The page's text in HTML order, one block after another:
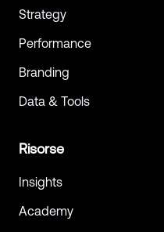
Strategy
Performance
Branding
Data & Tools
Risorse
Insights
Academy